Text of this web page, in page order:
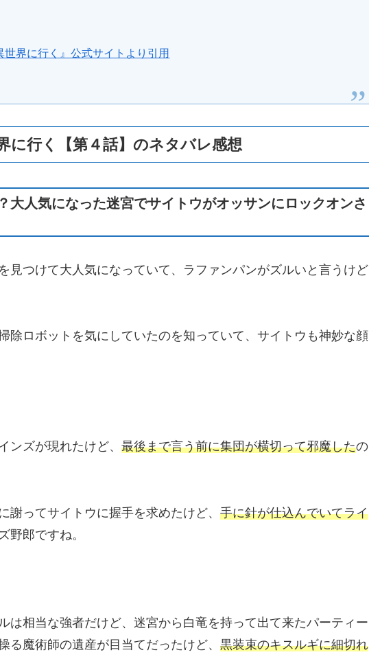
界に行く』公式サイトより引用
に行く【第４話】のネタバレ感想
大人気になった迷宮でサイトウがオッサンにロックオンさ
見つけて大人気になっていて、ラファンパンがズルいと言うけど
除ロボットを気にしていたのを知っていて、サイトウも神妙な顔
ンズが現れたけど、 最後まで言う前に集団が横切って邪魔したの
謝ってサイトウに握手を求めたけど、 手に針が仕込んでいてライ
野郎ですね。
は相当な強者だけど、迷宮から白竜を持って出て来たパーティー
る魔術師の遺産が目当てだったけど、 黒装束のキスルギに細切れ